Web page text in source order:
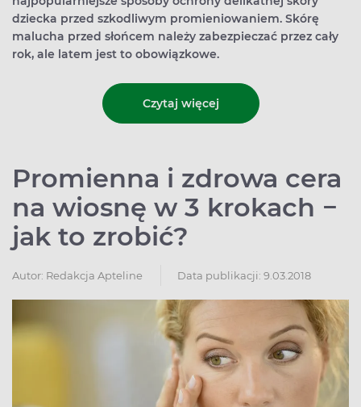
dziecka przed szkodliwym promieniowaniem. Skórę
malucha przed słońcem należy zabezpieczać przez cały
rok, ale latem jest to obowiązkowe.
Czytaj więcej
Promienna i zdrowa cera
na wiosnę w 3 krokach −
jak to zrobić?
Autor: Redakcja Apteline Data publikacji: 9.03.2018